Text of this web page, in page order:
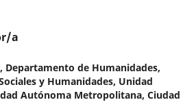
a
Departamento de Humanidades,
y Humanidades, Unidad
Autónoma Metropolitana, Ciudad